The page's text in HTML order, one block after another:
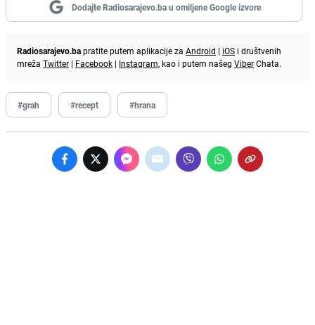
Dodajte Radiosarajevo.ba u omiljene Google izvore
Radiosarajevo.bapratite putem aplikacije za Android | iOS i društvenih
mreža Twitter | Facebook | Instagram, kao i putem našeg ViberChata.
#grah #recept #hrana